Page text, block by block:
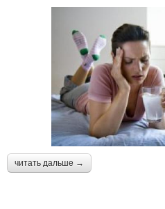
читать дальше →